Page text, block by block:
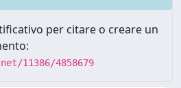
per citare o creare un
11386/4858679